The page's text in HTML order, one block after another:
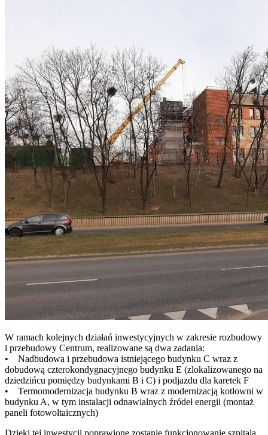
W ramach kolejnych działań inwestycyjnych w zakresie rozbudowy
i przebudowy Centrum, realizowane są dwa zadania:
• Nadbudowa i przebudowa istniejącego budynku C wraz z
dobudową czterokondygnacyjnego budynku E (zlokalizowanego na
dziedzińcu pomiędzy budynkami B i C) i podjazdu dla karetek F
• Termomodernizacja budynku B wraz z modernizacją kotłowni w
budynku A, w tym instalacji odnawialnych źródeł energii (montaż
paneli fotowoltaicznych)
Dzięki tej inwestycji poprawione zostanie funkcjonowanie szpitala.